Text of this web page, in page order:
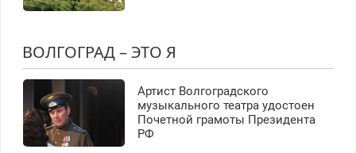
ВОЛГОГРАД – ЭТО Я
Артист Волгоградского
музыкального театра удостоен
Почетной грамоты Президента
РФ